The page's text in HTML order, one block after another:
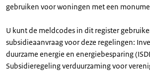
gebruiken voor woningen met een
U kunt de meldcodes in dit register
subsidieaanvraag voor deze regelingen:
duurzame energie en energiebesparing
Subsidieregeling verduurzaming voor